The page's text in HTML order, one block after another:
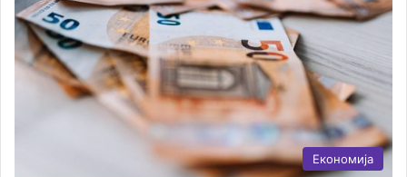
Економија